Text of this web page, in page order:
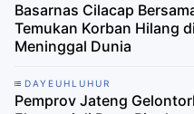
Basarnas Cilacap
Temukan Korban Hilang
Meninggal Dunia
DAYEUHLUHUR
Pemprov Jateng